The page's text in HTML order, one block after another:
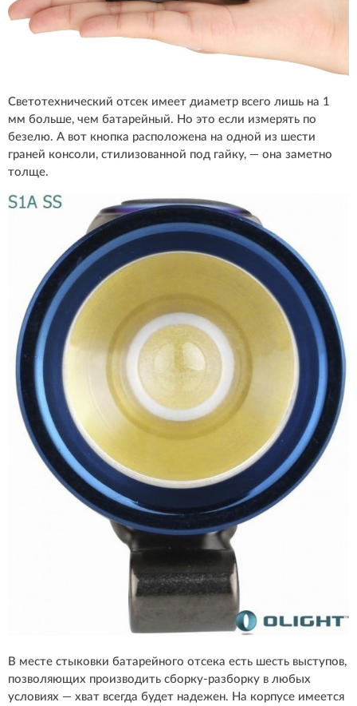
Светотехнический отсек имеет диаметр всего лишь на 1
мм больше, чем батарейный. Но это если измерять по
безелю. А вот кнопка расположена на одной из шести
граней консоли, стилизованной под гайку, — она заметно
толще.
В месте стыковки батарейного отсека есть шесть выступов,
позволяющих производить сборку-разборку в любых
условиях — хват всегда будет надежен. На корпусе имеется